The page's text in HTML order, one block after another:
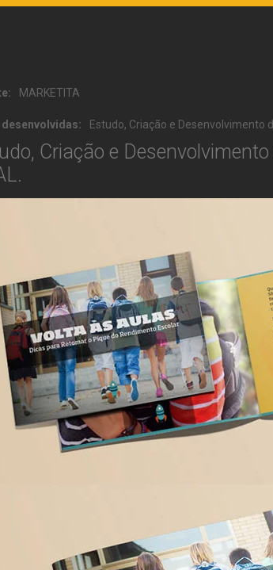
MARKETITA
Estudo, Criação e Desenvolvimento
Criação e